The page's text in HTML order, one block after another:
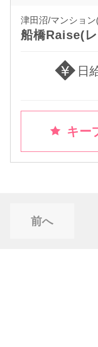
津田沼/マンション
船橋Raise(
日
キー
前へ